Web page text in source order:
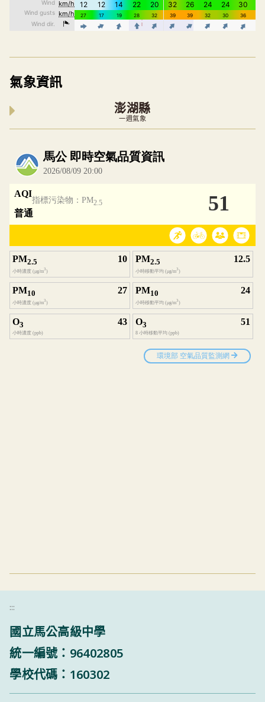
氣象資訊
澎湖縣
一週氣象
內嵌空氣品質小工具為視覺預覽，完整即時空
:::
國立馬公高級中學
統一編號：96402805
學校代碼：160302